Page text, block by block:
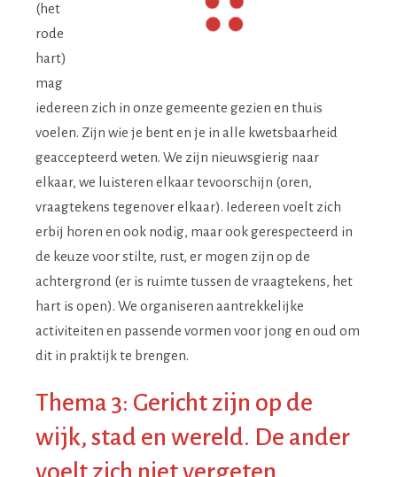
(het
rode
hart)
mag
iedereen zich in onze gemeente gezien en thuis
voelen. Zijn wie je bent en je in alle kwetsbaarheid
geaccepteerd weten. We zijn nieuwsgierig naar
elkaar, we luisteren elkaar tevoorschijn (oren,
vraagtekens tegenover elkaar). Iedereen voelt zich
erbij horen en ook nodig, maar ook gerespecteerd in
de keuze voor stilte, rust, er mogen zijn op de
achtergrond (er is ruimte tussen de vraagtekens, het
hart is open). We organiseren aantrekkelijke
activiteiten en passende vormen voor jong en oud om
dit in praktijk te brengen.
Thema 3: Gericht zijn op de
wijk, stad en wereld. De ander
voelt zich niet vergeten.